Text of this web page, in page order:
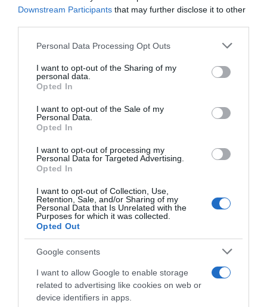
Downstream Participants that may further disclose it to other
Please note that this website/app uses one or more Google
not limited to your visit or usage behaviour. You may click to
grant or deny consent to Google and its third-party tags to
use your data for below specified purposes in below Google
consent section.
Personal Data Processing Opt Outs
I want to opt-out of the Sharing of my
personal data.
Opted In
I want to opt-out of the Sale of my
Personal Data.
Opted In
I want to opt-out of processing my
Personal Data for Targeted Advertising.
Opted In
I want to opt-out of Collection, Use,
Retention, Sale, and/or Sharing of my
Personal Data that Is Unrelated with the
Purposes for which it was collected.
Opted Out
Google consents
I want to allow Google to enable storage
related to advertising like cookies on web or
device identifiers in apps.
AILLEURS SUR LE WEB